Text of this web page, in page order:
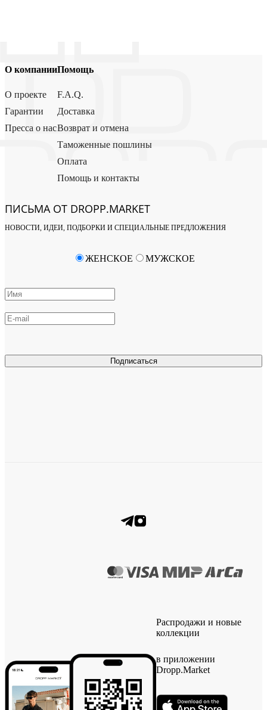
О компании
О проекте
Гарантии
Пресса о нас
Помощь
F.A.Q.
Доставка
Возврат и отмена
Таможенные пошлины
Оплата
Помощь и контакты
ПИСЬМА ОТ DROPP.MARKET
НОВОСТИ, ИДЕИ, ПОДБОРКИ И СПЕЦИАЛЬНЫЕ ПРЕДЛОЖЕНИЯ
Подписаться
ЖЕНСКОЕ МУЖСКОЕ
Распродажи и новые
коллекции
в приложении
Dropp.Market